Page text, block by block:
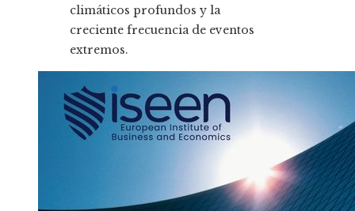
climáticos profundos y la
creciente frecuencia de eventos
extremos.